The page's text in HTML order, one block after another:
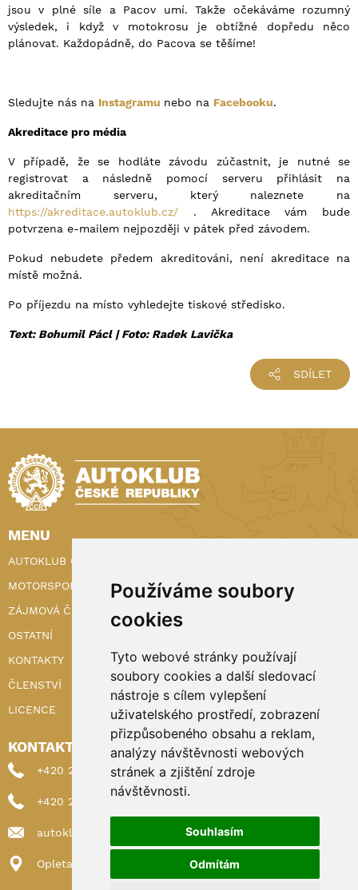
Používáme soubory
cookies
Tyto webové stránky používají
soubory cookies a další sledovací
nástroje s cílem vylepšení
uživatelského prostředí, zobrazení
přizpůsobeného obsahu a reklam,
analýzy návštěvnosti webových
stránek a zjištění zdroje
návštěvnosti.
Souhlasím
Odmítám
jsou v plné síle a Pacov umí. Takže očekáváme rozumný
výsledek, i když v motokrosu je obtížné dopředu něco
plánovat. Každopádně, do Pacova se těšíme!
Sledujte nás na Instagramu nebo na Facebooku.
Akreditace pro média
V případě, že se hodláte závodu zúčastnit, je nutné se
registrovat a následně pomocí serveru přihlásit na
akreditačním serveru, který naleznete na
https://akreditace.autoklub.cz/ . Akreditace vám bude
potvrzena e-mailem nejpozději v pátek před závodem.
Pokud nebudete předem akreditováni, není akreditace na
místě možná.
Po příjezdu na místo vyhledejte tiskové středisko.
Text: Bohumil Pácl |Foto: Radek Lavička
SDÍLET
MENU
AUTOKLUB ČR
MOTORSPORT
ZÁJMOVÁ ČINNOST
OSTATNÍ
KONTAKTY
ČLENSTVÍ
LICENCE
KONTAKTY
+420 222 898 224 (sekretariat)
+420 222 898 221 (členství)
autoklub@autoklub.cz
Opletalova 1337/29, 110 00 Praha 1